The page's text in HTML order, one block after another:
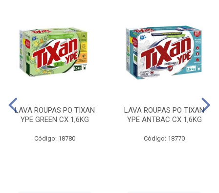
LAVA ROUPAS PO TIXAN
YPE GREEN CX 1,6KG
Código: 18780
LAVA ROUPAS PO TIXAN
YPE ANTBAC CX 1,6KG
Código: 18770